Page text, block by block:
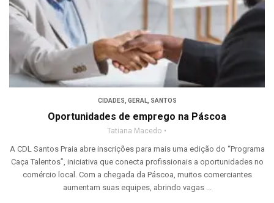
CIDADES, GERAL, SANTOS
Oportunidades de emprego na Páscoa
Tatiana Macedo
A CDL Santos Praia abre inscrições para mais uma edição do “Programa
Caça Talentos”, iniciativa que conecta profissionais a oportunidades no
comércio local. Com a chegada da Páscoa, muitos comerciantes
aumentam suas equipes, abrindo vagas ...